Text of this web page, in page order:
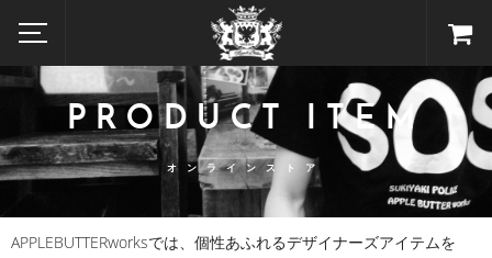
PRODUCT ITEM
オンラインストア
APPLEBUTTERworksでは、個性あふれるデザイナーズアイテムを